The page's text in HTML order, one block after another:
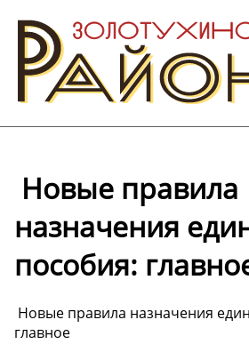
️ Новые правила
назначения
пособия:
Новые правила назначения
главное